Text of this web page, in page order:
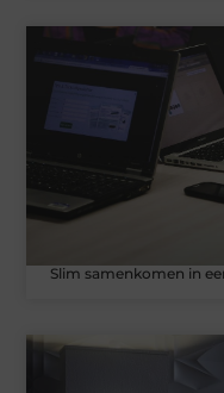
Slim samenkomen in